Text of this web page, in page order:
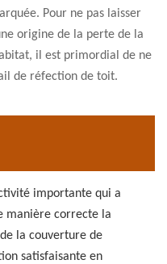
Pour ne pas laisser
origine de la perte de la
il est primordial de ne
de réfection de toit.
importante qui a
manière correcte la
la couverture de
satisfaisante en